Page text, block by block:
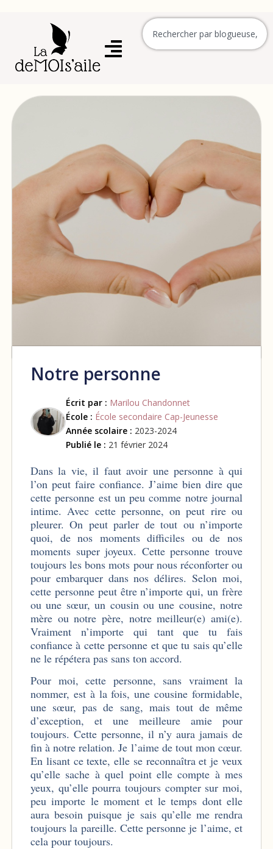
Notre personne
Écrit par : Marilou Chandonnet
École : École secondaire Cap-Jeunesse
Année scolaire : 2023-2024
Publié le : 21 février 2024
Dans la vie, il faut avoir une personne à qui
l’on peut faire confiance. J’aime bien dire que
cette personne est un peu comme notre journal
intime. Avec cette personne, on peut rire ou
pleurer. On peut parler de tout ou n’importe
quoi, de nos moments difficiles ou de nos
moments super joyeux. Cette personne trouve
toujours les bons mots pour nous réconforter ou
pour embarquer dans nos délires. Selon moi,
cette personne peut être n’importe qui, un frère
ou une sœur, un cousin ou une cousine, notre
mère ou notre père, notre meilleur(e) ami(e).
Vraiment n’importe qui tant que tu fais
confiance à cette personne et que tu sais qu’elle
ne le répétera pas sans ton accord.
Pour moi, cette personne, sans vraiment la
nommer, est à la fois, une cousine formidable,
une sœur, pas de sang, mais tout de même
d’exception, et une meilleure amie pour
toujours. Cette personne, il n’y aura jamais de
fin à notre relation. Je l’aime de tout mon cœur.
En lisant ce texte, elle se reconnaîtra et je veux
qu’elle sache à quel point elle compte à mes
yeux, qu’elle pourra toujours compter sur moi,
peu importe le moment et le temps dont elle
aura besoin puisque je sais qu’elle me rendra
toujours la pareille. Cette personne je l’aime, et
cela pour toujours.